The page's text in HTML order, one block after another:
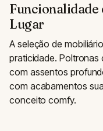
Lugar
A seleção de
praticidade.
com assentos
com acabamentos
conceito comfy.